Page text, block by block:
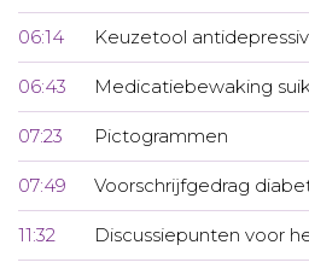
06:14 Keuzetool
06:43 Medicatiebewaking
07:23 Pictogrammen
07:49 Voorschrijfgedrag
11:32 Discussiepunten voor